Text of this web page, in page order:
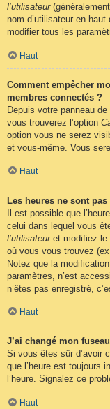
l’utilisateur
nom d’utilisateur en
modifier tous les
Haut
Comment empêcher
membres connectés ?
Depuis votre panneau
vous trouverez l’option
option vous ne serez
et vous-même. Vous
Haut
Les heures ne sont pas
Il est possible que
celui dans lequel vous
l’utilisateuret modifiez le
où vous vous trouvez
Notez que la
paramètres, n’est
n’êtes pas enregistré,
Haut
J’ai changé mon
Si vous êtes sûr d’avoir
que l’heure est toujours
l’heure. Signalez ce
Haut